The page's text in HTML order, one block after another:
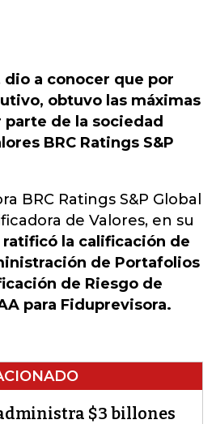
dio a conocer que por
obtuvo las máximas
de la sociedad
BRC Ratings S&P
BRC Ratings S&P Global
de Valores, en su
ratificó la calificación de
de Portafolios
de Riesgo de
para Fiduprevisora.
$3 billones